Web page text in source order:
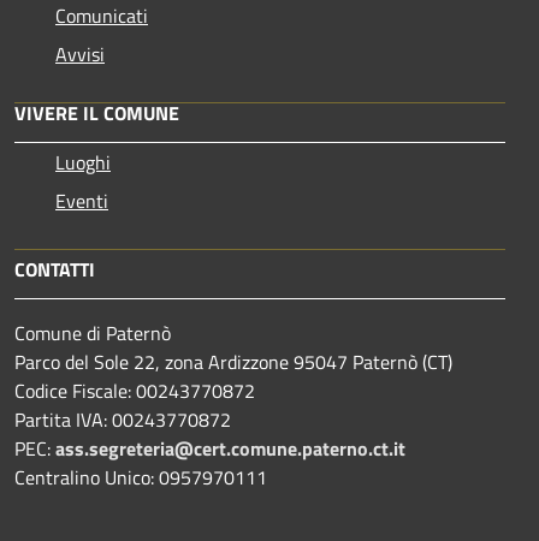
Comunicati
Avvisi
VIVERE IL COMUNE
Luoghi
Eventi
CONTATTI
Comune di Paternò
Parco del Sole 22, zona Ardizzone 95047 Paternò (CT)
Codice Fiscale: 00243770872
Partita IVA: 00243770872
PEC:ass.segreteria@cert.comune.paterno.ct.it
Centralino Unico: 0957970111